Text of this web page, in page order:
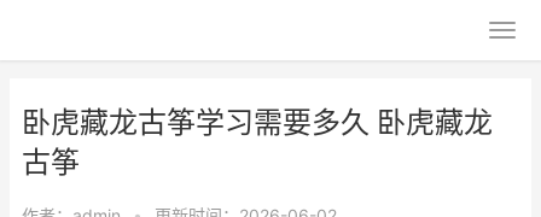
卧虎藏龙古筝学习需要多久 卧虎藏龙
古筝